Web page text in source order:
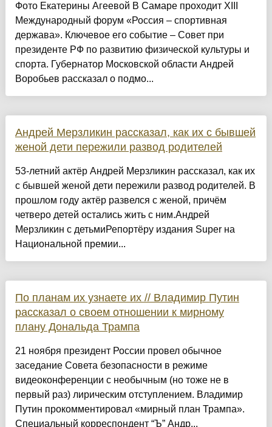
Фото Екатерины Агеевой В Самаре проходит ХIII
Международный форум «Россия – спортивная
держава». Ключевое его событие – Совет при
президенте РФ по развитию физической культуры и
спорта. Губернатор Московской области Андрей
Воробьев рассказал о подмо...
Андрей Мерзликин рассказал, как их с бывшей
женой дети пережили развод родителей
53-летний актёр Андрей Мерзликин рассказал, как их
с бывшей женой дети пережили развод родителей. В
прошлом году актёр развелся с женой, причём
четверо детей остались жить с ним.Андрей
Мерзликин с детьмиРепортёру издания Super на
Национальной премии...
По планам их узнаете их // Владимир Путин
рассказал о своем отношении к мирному
плану Дональда Трампа
21 ноября президент России провел обычное
заседание Совета безопасности в режиме
видеоконференции с необычным (но тоже не в
первый раз) лирическим отступлением. Владимир
Путин прокомментировал «мирный план Трампа».
Специальный корреспондент “Ъ” Андр...